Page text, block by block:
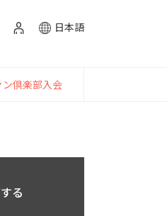
日本語
ン倶楽部入会
る